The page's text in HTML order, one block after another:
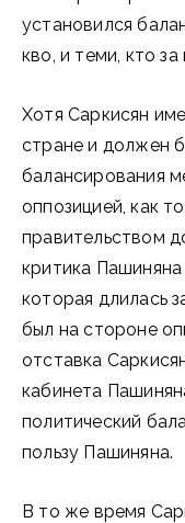
установился
кво, и теми, кто
Хотя Саркисян
стране и должен
балансирования
оппозицией, как
правительством
критика
которая длилась
был на стороне
отставка
кабинета
политический
пользу Пашиняна.
В то же время